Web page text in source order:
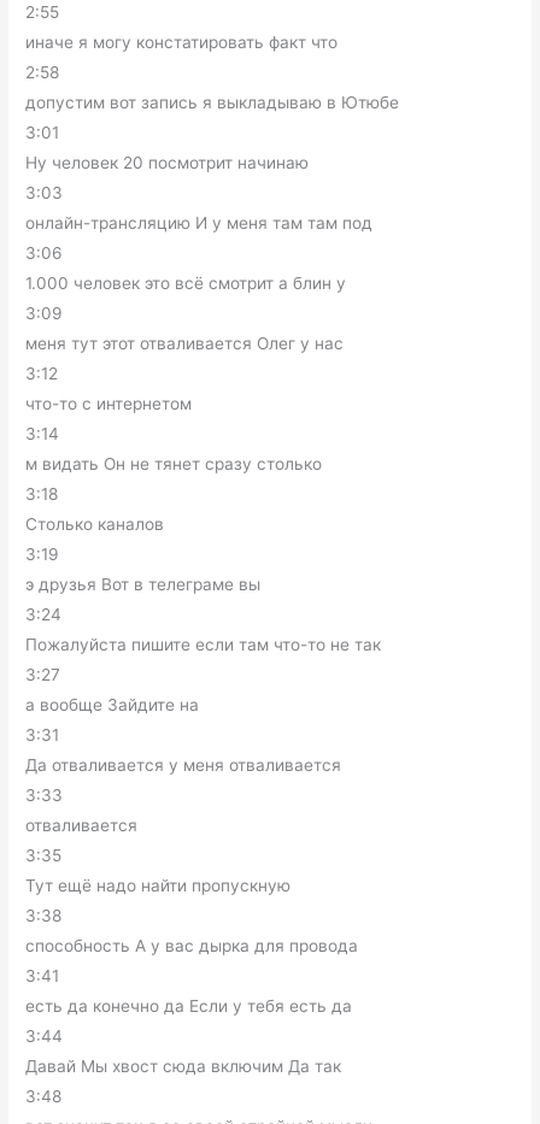
2:55
иначе я могу констатировать факт что
2:58
допустим вот запись я выкладываю в Ютюбе
3:01
Ну человек 20 посмотрит начинаю
3:03
онлайн-трансляцию И у меня там там под
3:06
1.000 человек это всё смотрит а блин у
3:09
меня тут этот отваливается Олег у нас
3:12
что-то с интернетом
3:14
м видать Он не тянет сразу столько
3:18
Столько каналов
3:19
э друзья Вот в телеграме вы
3:24
Пожалуйста пишите если там что-то не так
3:27
а вообще Зайдите на
3:31
Да отваливается у меня отваливается
3:33
отваливается
3:35
Тут ещё надо найти пропускную
3:38
способность А у вас дырка для провода
3:41
есть да конечно да Если у тебя есть да
3:44
Давай Мы хвост сюда включим Да так
3:48